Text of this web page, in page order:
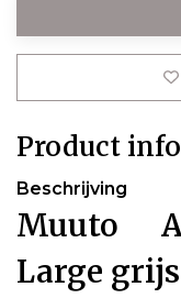
Product
Beschrijving
Muuto
Large